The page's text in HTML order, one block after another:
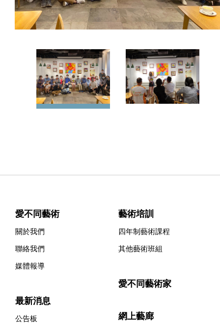
愛不同藝術
關於我們
聯絡我們
媒體報導
最新消息
公告板
藝術培訓
四年制藝術課程
其他藝術班組
愛不同藝術家
網上藝廊